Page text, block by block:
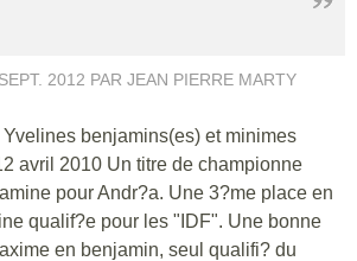
2012 PAR JEAN PIERRE MARTY
benjamins(es) et minimes
avril 2010 Un titre de championne
pour Andr?a. Une 3?me place en
qualif?e pour les "IDF". Une bonne
en benjamin, seul qualifi? du